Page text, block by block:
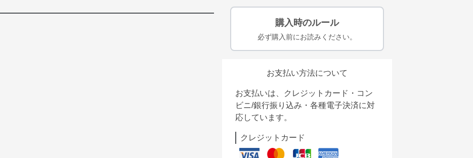
購入時のルール
必ず購入前にお読みください。
お支払い方法について
お支払いは、クレジットカード・コン
ビニ/銀行振り込み・各種電子決済に対
応しています。
クレジットカード